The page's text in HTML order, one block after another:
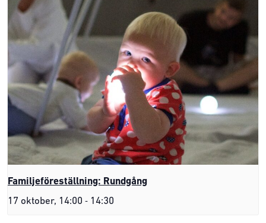
Familjeföreställning: Rundgång
17 oktober, 14:00 - 14:30